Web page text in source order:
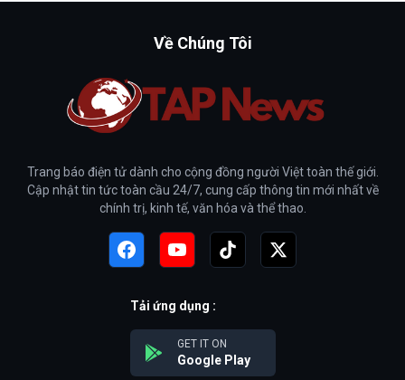
Về Chúng Tôi
Trang báo điện tử dành cho cộng đồng người Việt toàn thế giới.
Cập nhật tin tức toàn cầu 24/7, cung cấp thông tin mới nhất về
chính trị, kinh tế, văn hóa và thể thao.
Tải ứng dụng :
GET IT ON
Google Play